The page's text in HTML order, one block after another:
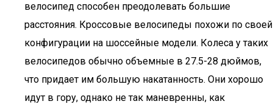
велосипед способен преодолевать большие
расстояния. Кроссовые велосипеды похожи по своей
конфигурации на шоссейные модели. Колеса у таких
велосипедов обычно объемные в 27.5-28 дюймов,
что придает им большую накатанность. Они хорошо
идут в гору, однако не так маневренны, как